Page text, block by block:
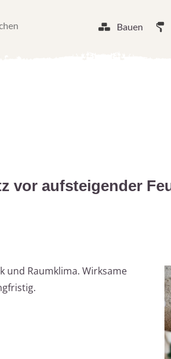
Bauen
vor aufsteigender
und Raumklima. Wirksame